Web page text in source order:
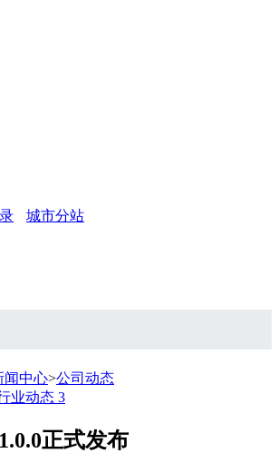
城市分站
闻中心>公司动态
业动态 3
正式发布